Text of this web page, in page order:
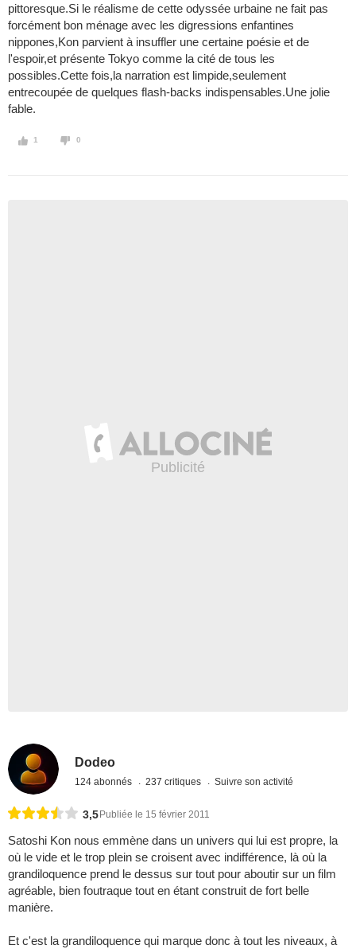
pittoresque.Si le réalisme de cette odyssée urbaine ne fait pas
forcément bon ménage avec les digressions enfantines
nippones,Kon parvient à insuffler une certaine poésie et de
l'espoir,et présente Tokyo comme la cité de tous les
possibles.Cette fois,la narration est limpide,seulement
entrecoupée de quelques flash-backs indispensables.Une jolie
fable.
1 0
Dodeo
124 abonnés 237 critiques Suivre son activité
3,5 Publiée le 15 février 2011
Satoshi Kon nous emmène dans un univers qui lui est propre, la
où le vide et le trop plein se croisent avec indifférence, là où la
grandiloquence prend le dessus sur tout pour aboutir sur un film
agréable, bien foutraque tout en étant construit de fort belle
manière.
Et c'est la grandiloquence qui marque donc à tout les niveaux, à